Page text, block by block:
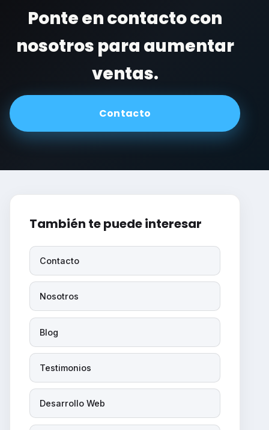
Ponte en contacto con
nosotros para aumentar
ventas.
Contacto
También te puede interesar
Contacto
Nosotros
Blog
Testimonios
Desarrollo Web